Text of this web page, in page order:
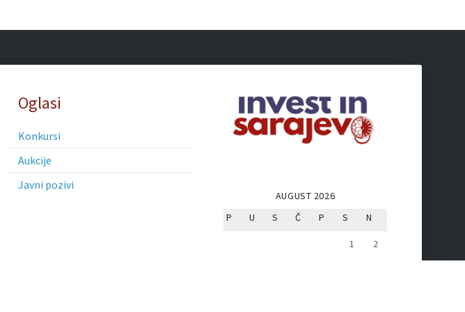
Oglasi
Konkursi
Aukcije
Javni pozivi
AUGUST 2026
P
U S Č P S N
1
2